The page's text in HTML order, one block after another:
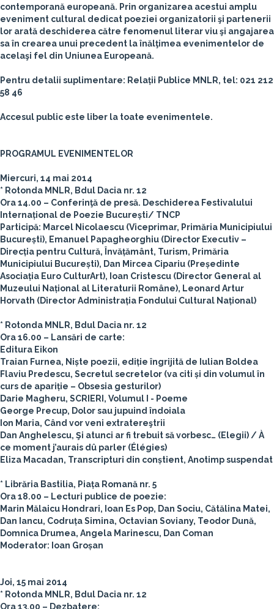
contemporană europeană. Prin organizarea acestui amplu
eveniment cultural dedicat poeziei organizatorii şi partenerii
lor arată deschiderea către fenomenul literar viu şi angajarea
sa în crearea unui precedent la înălţimea evenimentelor de
acelaşi fel din Uniunea Europeană.
Pentru detalii suplimentare: Relații Publice MNLR, tel: 021 212
58 46
Accesul public este liber la toate evenimentele.
PROGRAMUL EVENIMENTELOR
Miercuri, 14 mai 2014
* Rotonda MNLR, Bdul Dacia nr. 12
Ora 14.00 – Conferinţă de presă. Deschiderea Festivalului
Internațional de Poezie București/ TNCP
Participă: Marcel Nicolaescu (Viceprimar, Primăria Municipiului
București), Emanuel Papagheorghiu (Director Executiv –
Direcția pentru Cultură, Învățământ, Turism, Primăria
Municipiului București), Dan Mircea Cipariu (Președinte
Asociația Euro CulturArt), Ioan Cristescu (Director General al
Muzeului Național al Literaturii Române), Leonard Artur
Horvath (Director Administrația Fondului Cultural Național)
* Rotonda MNLR, Bdul Dacia nr. 12
Ora 16.00 – Lansări de carte:
Editura Eikon
Traian Furnea, Niște poezii, ediție îngrijită de Iulian Boldea
Flaviu Predescu, Secretul secretelor (va citi și din volumul în
curs de apariție – Obsesia gesturilor)
Darie Magheru, SCRIERI, Volumul I - Poeme
George Precup, Dolor sau jupuind îndoiala
Ion Maria, Când vor veni extratereştrii
Dan Anghelescu, Şi atunci ar fi trebuit să vorbesc… (Elegii) / À
ce moment j’aurais dû parler (Élégies)
Eliza Macadan, Transcripturi din conștient, Anotimp suspendat
* Librăria Bastilia, Piața Romană nr. 5
Ora 18.00 – Lecturi publice de poezie:
Marin Mălaicu Hondrari, Ioan Es Pop, Dan Sociu, Cătălina Matei,
Dan Iancu, Codruța Simina, Octavian Soviany, Teodor Dună,
Domnica Drumea, Angela Marinescu, Dan Coman
Moderator: Ioan Groșan
Joi, 15 mai 2014
* Rotonda MNLR, Bdul Dacia nr. 12
Ora 13.00 – Dezbatere: